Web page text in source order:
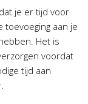
je er tijd voor
aan je
Het is
voordat
tijd aan